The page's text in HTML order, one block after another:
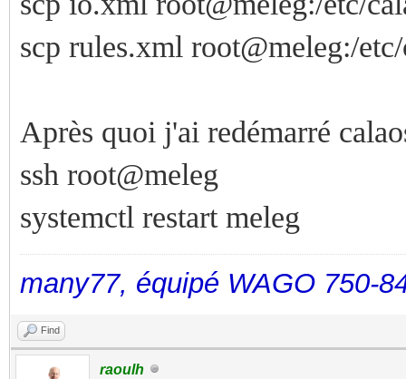
scp rules.xml root@meleg:/
Après quoi j'ai redémarré
ssh root@meleg
systemctl restart meleg
many77, équipé WAGO 750-
Find
raoulh